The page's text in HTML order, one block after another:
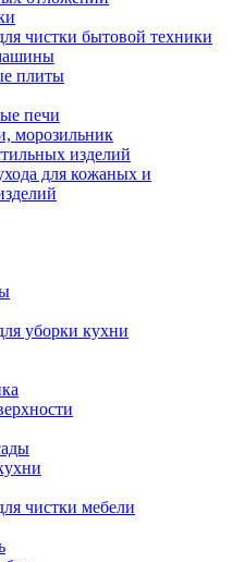
чистки бытовой техники
плиты
печи
морозильник
изделий
для кожаных и
уборки кухни
чистки мебели